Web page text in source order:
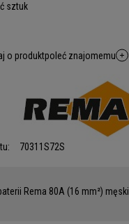
sztuk
o produktpoleć znajomemu
70311S72S
Rema 80A (16 mm²) męski